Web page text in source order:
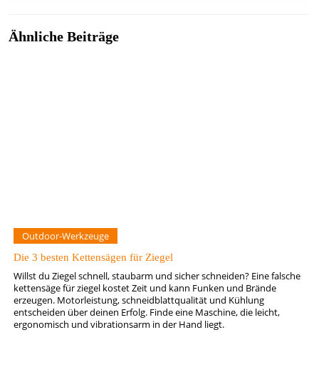
Ähnliche Beiträge
Outdoor-Werkzeuge
Die 3 besten Kettensägen für Ziegel
Willst du Ziegel schnell, staubarm und sicher schneiden? Eine falsche
kettensäge für ziegel kostet Zeit und kann Funken und Brände
erzeugen. Motorleistung, schneidblattqualität und Kühlung
entscheiden über deinen Erfolg. Finde eine Maschine, die leicht,
ergonomisch und vibrationsarm in der Hand liegt.